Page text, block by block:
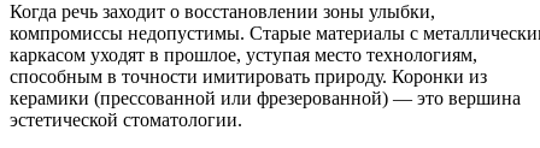
Когда речь заходит о восстановлении зоны улыбки,
компромиссы недопустимы. Старые материалы с
каркасом уходят в прошлое, уступая место технологиям,
способным в точности имитировать природу. Коронки из
керамики (прессованной или фрезерованной) — это вершина
эстетической стоматологии.